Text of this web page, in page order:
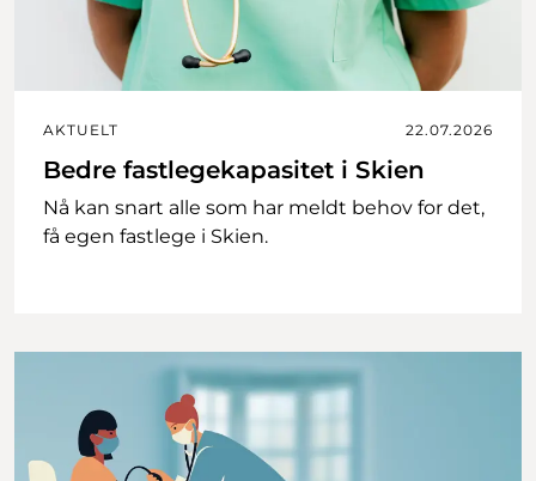
AKTUELT 22.07.2026
Bedre fastlegekapasitet i Skien
Nå kan snart alle som har meldt behov for det,
få egen fastlege i Skien.